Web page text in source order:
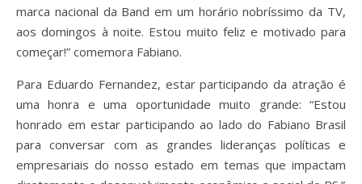
marca nacional da Band em um horário nobríssimo da TV,
aos domingos à noite. Estou muito feliz e motivado para
começar!” comemora Fabiano.
Para Eduardo Fernandez, estar participando da atração é
uma honra e uma oportunidade muito grande: “Estou
honrado em estar participando ao lado do Fabiano Brasil
para conversar com as grandes lideranças políticas e
empresariais do nosso estado em temas que impactam